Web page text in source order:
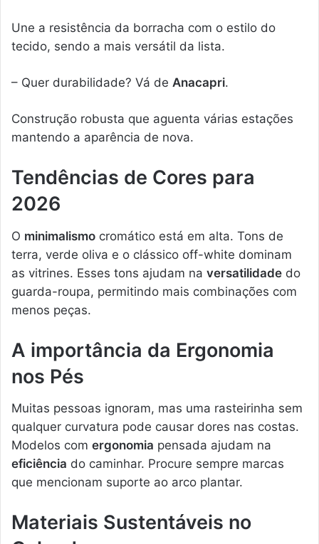
Une a resistência da borracha com o estilo do
tecido, sendo a mais versátil da lista.
– Quer durabilidade? Vá de Anacapri.
Construção robusta que aguenta várias estações
mantendo a aparência de nova.
Tendências de Cores para
2026
O minimalismo cromático está em alta. Tons de
terra, verde oliva e o clássico off-white dominam
as vitrines. Esses tons ajudam na versatilidade do
guarda-roupa, permitindo mais combinações com
menos peças.
A importância da Ergonomia
nos Pés
Muitas pessoas ignoram, mas uma rasteirinha sem
qualquer curvatura pode causar dores nas costas.
Modelos com ergonomia pensada ajudam na
eficiência do caminhar. Procure sempre marcas
que mencionam suporte ao arco plantar.
Materiais Sustentáveis no